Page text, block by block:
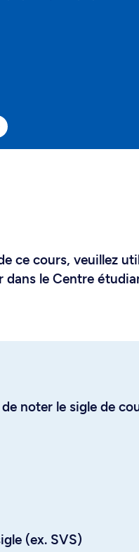
ce cours, veuillez
dans le Centre
noter le sigle de
(ex. SVS)